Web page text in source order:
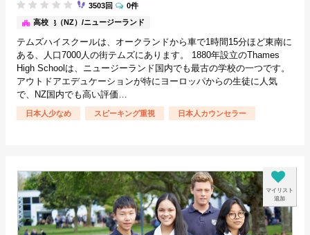
その他（NZ）/ニュージーランド
高校
3503回 0件
テムズハイスクールは、オークランドから車で1時間15分ほど東南に
ある、人口7000人の街テムズにあります。 1880年設立のThames
High Schoolは、ニュージーランド国内でも最古の学校の一つです。
アウトドアエデュケーションが特にヨーロッパからの生徒に人気
で、NZ国内でも高い評価…
日本人少なめ スピーキング重視 日本人カウンセラー
マイリスト
追加